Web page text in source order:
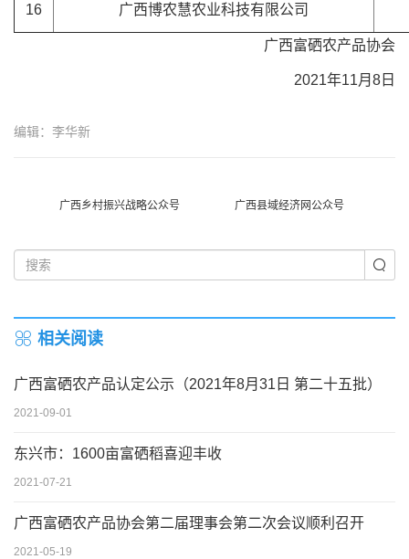
16 广西博农慧农业科技有限公司
广西富硒农产品协会
2021年11月8日
编辑：李华新
广西乡村振兴战略公众号 广西县域经济网公众号
相关阅读
广西富硒农产品认定公示（2021年8月31日 第二十五批）
2021-09-01
东兴市：1600亩富硒稻喜迎丰收
2021-07-21
广西富硒农产品协会第二届理事会第二次会议顺利召开
2021-05-19